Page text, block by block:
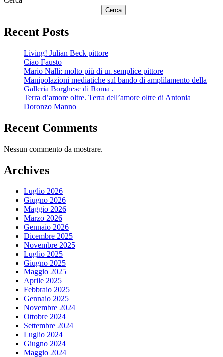
Cerca
Recent Posts
Living! Julian Beck pittore
Ciao Fausto
Mario Nalli: molto più di un semplice pittore
Manipolazioni mediatiche sul bando di amplilamento della
Galleria Borghese di Roma .
Terra d’amore oltre. Terra dell’amore oltre di Antonia
Doronzo Manno
Recent Comments
Nessun commento da mostrare.
Archives
Luglio 2026
Giugno 2026
Maggio 2026
Marzo 2026
Gennaio 2026
Dicembre 2025
Novembre 2025
Luglio 2025
Giugno 2025
Maggio 2025
Aprile 2025
Febbraio 2025
Gennaio 2025
Novembre 2024
Ottobre 2024
Settembre 2024
Luglio 2024
Giugno 2024
Maggio 2024